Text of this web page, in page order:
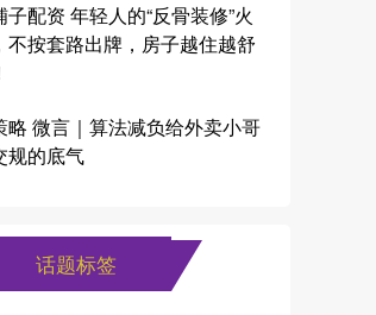
子配资 年轻人的“反骨装修”火
不按套路出牌，房子越住越舒
略 微言｜算法减负给外卖小哥
规的底气
话题标签